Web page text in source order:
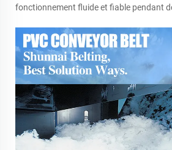
fonctionnement fluide et fiable pendant